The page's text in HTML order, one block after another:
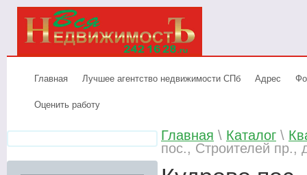
Главная Лучшее агентство недвижимости СПб Адрес
Оценить работу
Главная \ Каталог \
пос., Строителей пр.,